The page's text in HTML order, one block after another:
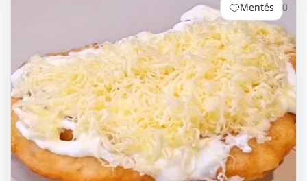
Mentés 0